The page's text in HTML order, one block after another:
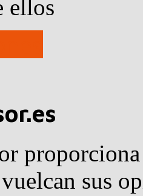
ellos
sus